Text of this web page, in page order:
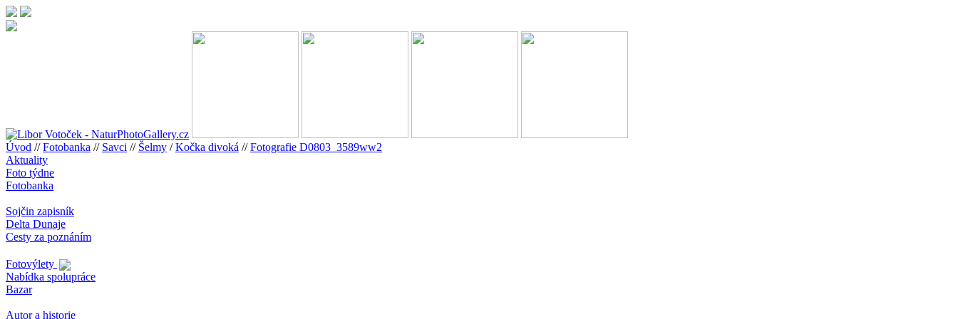
Úvod //Fotobanka // Savci // Šelmy /Kočka divoká //Fotografie D0803_3589ww2
Aktuality
Foto týdne
Fotobanka
Sojčin zapisník
Delta Dunaje
Cesty za poznáním
Fotovýlety
Nabídka spolupráce
Bazar
Autor a historie